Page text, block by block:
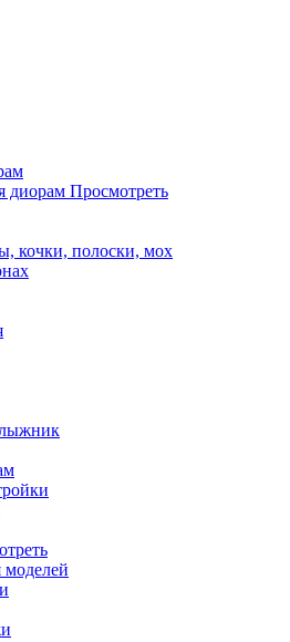
диорам Просмотреть
кочки, полоски, мох